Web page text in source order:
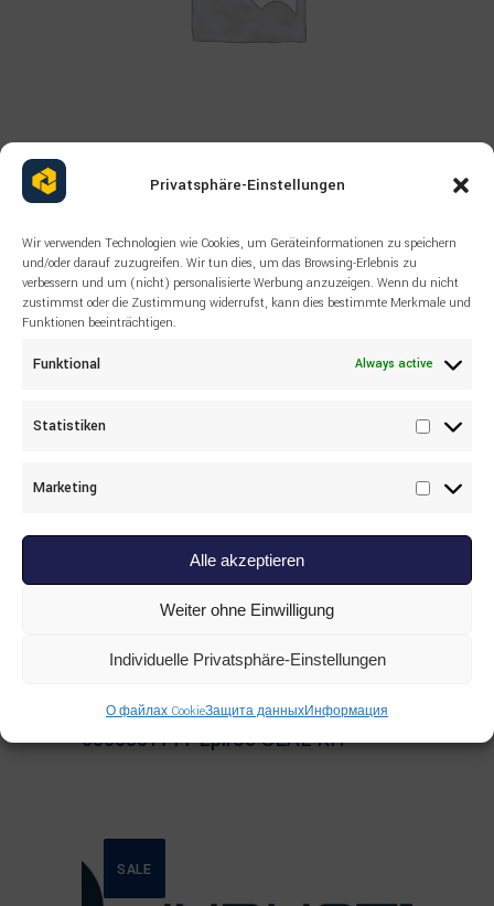
Privatsphäre-Einstellungen
Wir verwenden Technologien wie Cookies, um Geräteinformationen zu speichern
und/oder darauf zuzugreifen. Wir tun dies, um das Browsing-Erlebnis zu
verbessern und um (nicht) personalisierte Werbung anzuzeigen. Wenn du nicht
zustimmst oder die Zustimmung widerrufst, kann dies bestimmte Merkmale und
Funktionen beeinträchtigen.
Funktional Always active
Statistiken
Marketing
Alle akzeptieren
Weiter ohne Einwilligung
Individuelle Privatsphäre-Einstellungen
О файлах CookieЗащита данныхИнформация
Read more
BOSCH REXROTH, КЛАПАНЫ
клапан Bosch Rexroth
Read more
УПЛОТНЕНИЙ
6060001711 Epiroc SEAL KIT
SALE